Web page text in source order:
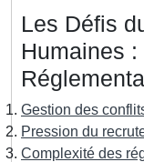
Les Défis
Humaines
Gestion des
Pression du
Complexité des